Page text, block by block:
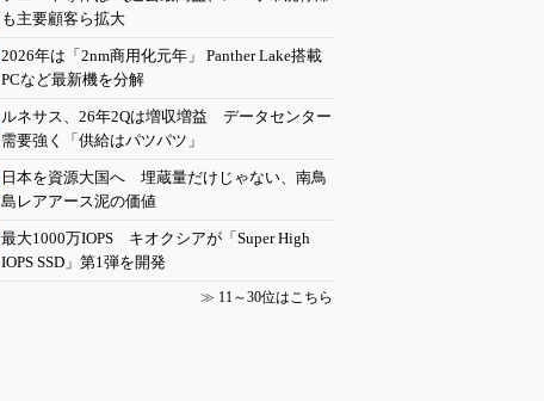
も主要顧客ら拡大
2026年は「2nm商用化元年」 Panther Lake搭載
PCなど最新機を分解
ルネサス、26年2Qは増収増益 データセンター
需要強く「供給はパツパツ」
日本を資源大国へ 埋蔵量だけじゃない、南鳥
島レアアース泥の価値
最大1000万IOPS キオクシアが「Super High
IOPS SSD」第1弾を開発
≫ 11～30位はこちら